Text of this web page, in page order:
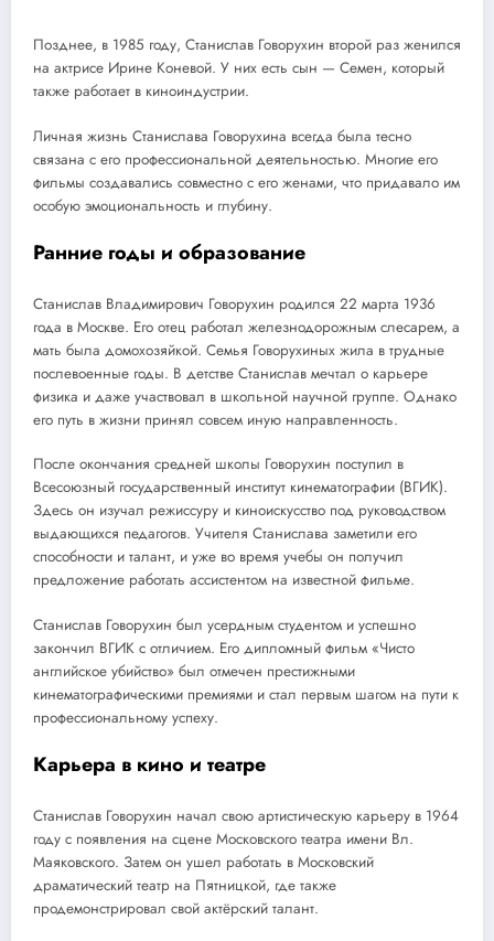
Позднее, в 1985 году, Станислав Говорухин второй раз женился
на актрисе Ирине Коневой. У них есть сын — Семен, который
также работает в киноиндустрии.
Личная жизнь Станислава Говорухина всегда была тесно
связана с его профессиональной деятельностью. Многие его
фильмы создавались совместно с его женами, что придавало им
особую эмоциональность и глубину.
Ранние годы и образование
Станислав Владимирович Говорухин родился 22 марта 1936
года в Москве. Его отец работал железнодорожным слесарем, а
мать была домохозяйкой. Семья Говорухиных жила в трудные
послевоенные годы. В детстве Станислав мечтал о карьере
физика и даже участвовал в школьной научной группе. Однако
его путь в жизни принял совсем иную направленность.
После окончания средней школы Говорухин поступил в
Всесоюзный государственный институт кинематографии (ВГИК).
Здесь он изучал режиссуру и киноискусство под руководством
выдающихся педагогов. Учителя Станислава заметили его
способности и талант, и уже во время учебы он получил
предложение работать ассистентом на известной фильме.
Станислав Говорухин был усердным студентом и успешно
закончил ВГИК с отличием. Его дипломный фильм «Чисто
английское убийство» был отмечен престижными
кинематографическими премиями и стал первым шагом на пути к
профессиональному успеху.
Карьера в кино и театре
Станислав Говорухин начал свою артистическую карьеру в 1964
году с появления на сцене Московского театра имени Вл.
Маяковского. Затем он ушел работать в Московский
драматический театр на Пятницкой, где также
продемонстрировал свой актёрский талант.